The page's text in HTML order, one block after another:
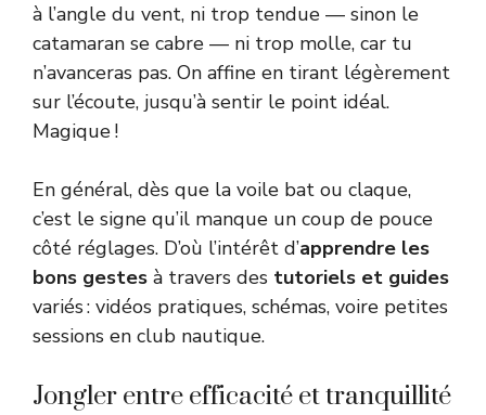
à l’angle du vent, ni trop tendue — sinon le
catamaran se cabre — ni trop molle, car tu
n’avanceras pas. On affine en tirant légèrement
sur l’écoute, jusqu’à sentir le point idéal.
Magique !
En général, dès que la voile bat ou claque,
c’est le signe qu’il manque un coup de pouce
côté réglages. D’où l’intérêt d’apprendre les
bons gestes à travers des tutoriels et guides
variés : vidéos pratiques, schémas, voire petites
sessions en club nautique.
Jongler entre efficacité et tranquillité